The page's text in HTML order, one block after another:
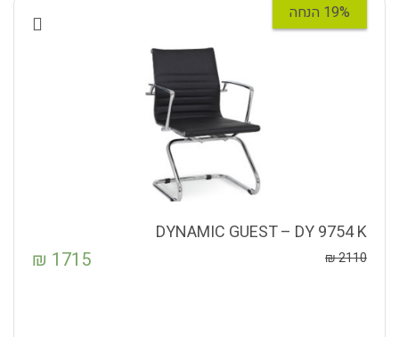
19% הנחה
DYNAMIC GUEST – DY 9754 K
2110
₪
1715
₪